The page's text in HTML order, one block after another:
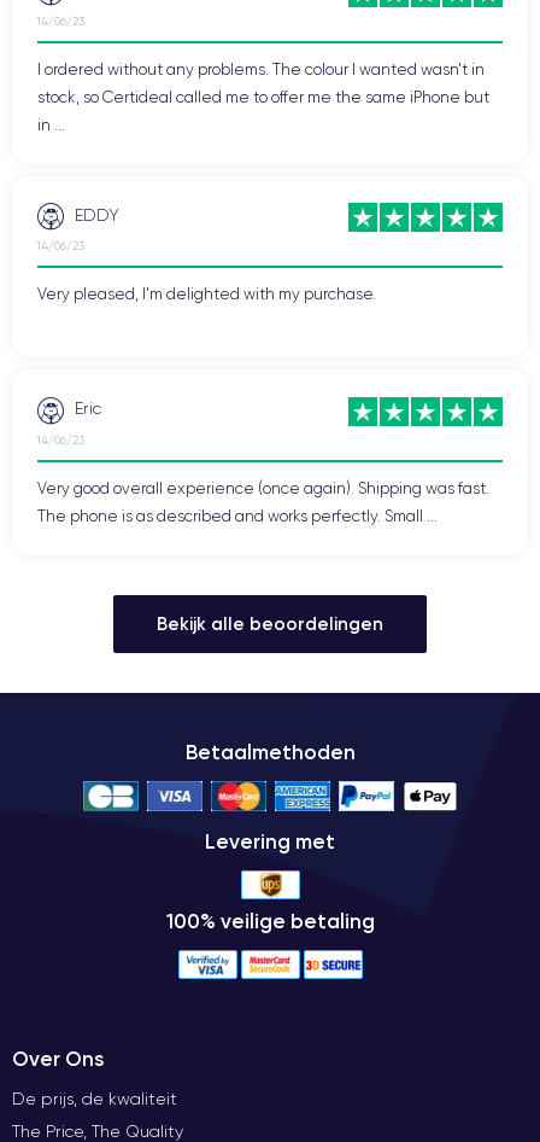
14/06/23
I ordered without any problems. The colour I wanted wasn't in
stock, so Certideal called me to offer me the same iPhone but
in ...
EDDY
14/06/23
Very pleased, I'm delighted with my purchase.
Eric
14/06/23
Very good overall experience (once again). Shipping was fast.
The phone is as described and works perfectly. Small ...
Bekijk alle beoordelingen
Betaalmethoden
Levering met
100% veilige betaling
Over Ons
De prijs, de kwaliteit
The Price, The Quality